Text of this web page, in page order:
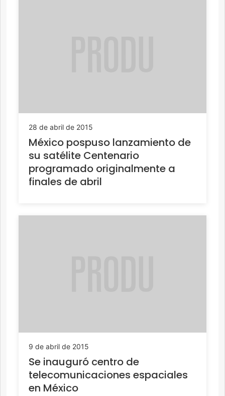
28 de abril de 2015
México pospuso lanzamiento de
su satélite Centenario
programado originalmente a
finales de abril
9 de abril de 2015
Se inauguró centro de
telecomunicaciones espaciales
en México